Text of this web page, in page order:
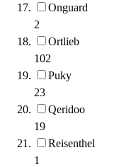
Onguard
2
Ortlieb
102
Puky
23
Qeridoo
19
Reisenthel
1